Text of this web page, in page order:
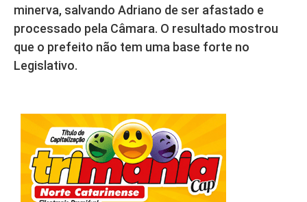
minerva, salvando Adriano de ser afastado e
processado pela Câmara. O resultado mostrou
que o prefeito não tem uma base forte no
Legislativo.